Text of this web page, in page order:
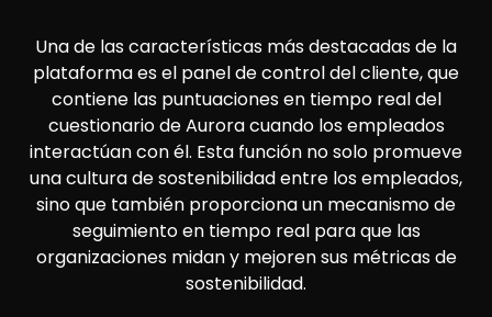
Una de las características más destacadas de la
plataforma es el panel de control del cliente, que
contiene las puntuaciones en tiempo real del
cuestionario de Aurora cuando los empleados
interactúan con él. Esta función no solo promueve
una cultura de sostenibilidad entre los empleados,
sino que también proporciona un mecanismo de
seguimiento en tiempo real para que las
organizaciones midan y mejoren sus métricas de
sostenibilidad.